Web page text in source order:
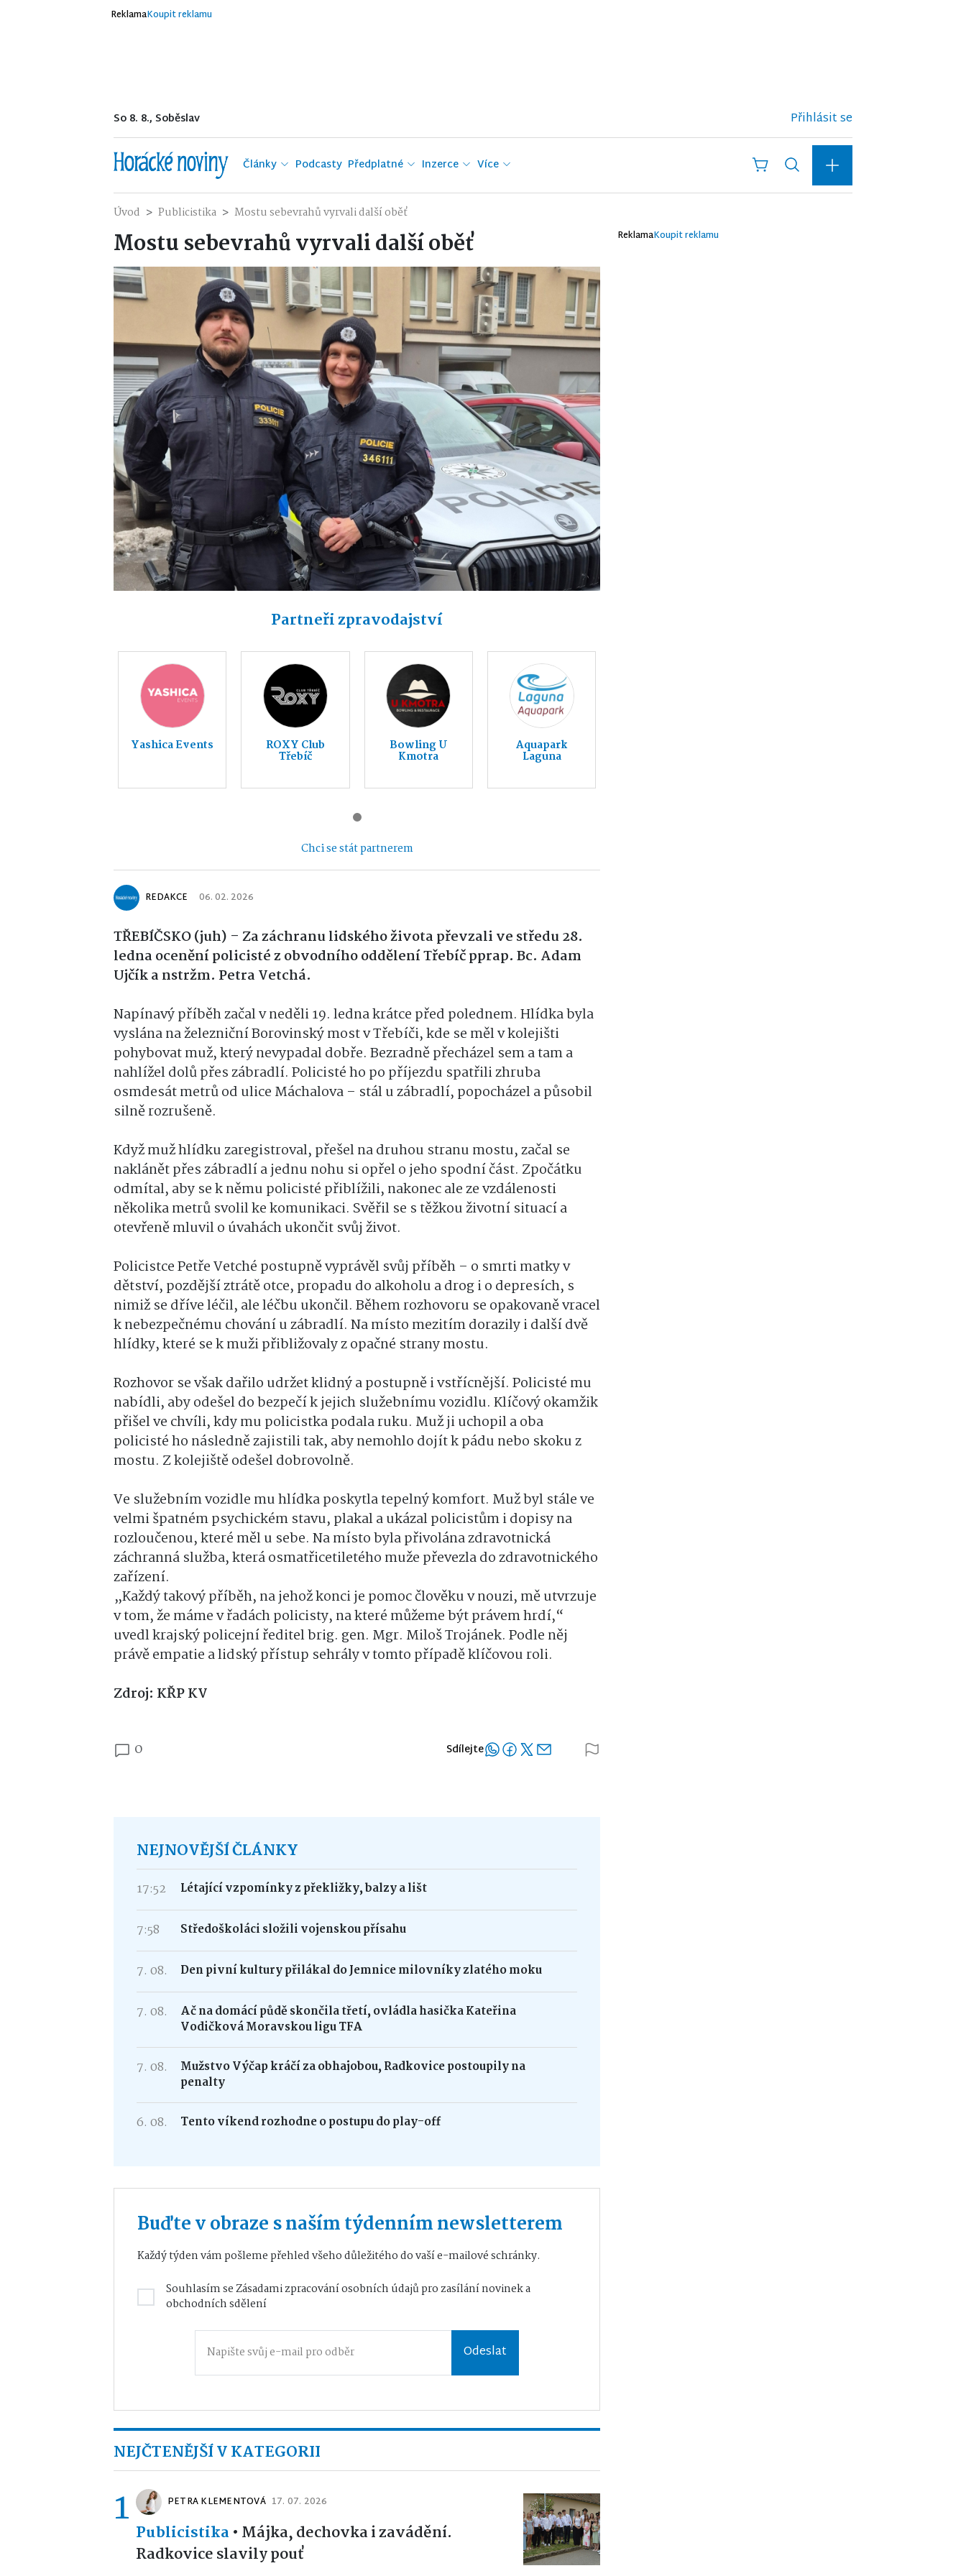
ReklamaKoupit reklamu
So 8. 8., Soběslav Přihlásit se
Články Podcasty Předplatné Inzerce Více
Úvod Publicistika Mostu sebevrahů vyrvali další oběť
Mostu sebevrahů vyrvali další oběť
Partneři zpravodajství
Yashica Events ROXY Club
Třebíč
Bowling U
Kmotra
Aquapark
Laguna
Chci se stát partnerem
REDAKCE 06. 02. 2026
TŘEBÍČSKO (juh) – Za záchranu lidského života převzali ve středu 28.
ledna ocenění policisté z obvodního oddělení Třebíč pprap. Bc. Adam
Ujčík a nstržm. Petra Vetchá.
Napínavý příběh začal v neděli 19. ledna krátce před polednem. Hlídka byla
vyslána na železniční Borovinský most v Třebíči, kde se měl v kolejišti
pohybovat muž, který nevypadal dobře. Bezradně přecházel sem a tam a
nahlížel dolů přes zábradlí. Policisté ho po příjezdu spatřili zhruba
osmdesát metrů od ulice Máchalova – stál u zábradlí, popocházel a působil
silně rozrušeně.
Když muž hlídku zaregistroval, přešel na druhou stranu mostu, začal se
naklánět přes zábradlí a jednu nohu si opřel o jeho spodní část. Zpočátku
odmítal, aby se k němu policisté přiblížili, nakonec ale ze vzdálenosti
několika metrů svolil ke komunikaci. Svěřil se s těžkou životní situací a
otevřeně mluvil o úvahách ukončit svůj život.
Policistce Petře Vetché postupně vyprávěl svůj příběh – o smrti matky v
dětství, pozdější ztrátě otce, propadu do alkoholu a drog i o depresích, s
nimiž se dříve léčil, ale léčbu ukončil. Během rozhovoru se opakovaně vracel
k nebezpečnému chování u zábradlí. Na místo mezitím dorazily i další dvě
hlídky, které se k muži přibližovaly z opačné strany mostu.
Rozhovor se však dařilo udržet klidný a postupně i vstřícnější. Policisté mu
nabídli, aby odešel do bezpečí k jejich služebnímu vozidlu. Klíčový okamžik
přišel ve chvíli, kdy mu policistka podala ruku. Muž ji uchopil a oba
policisté ho následně zajistili tak, aby nemohlo dojít k pádu nebo skoku z
mostu. Z kolejiště odešel dobrovolně.
Ve služebním vozidle mu hlídka poskytla tepelný komfort. Muž byl stále ve
velmi špatném psychickém stavu, plakal a ukázal policistům i dopisy na
rozloučenou, které měl u sebe. Na místo byla přivolána zdravotnická
záchranná služba, která osmatřicetiletého muže převezla do zdravotnického
zařízení.
„Každý takový příběh, na jehož konci je pomoc člověku v nouzi, mě utvrzuje
v tom, že máme v řadách policisty, na které můžeme být právem hrdí,“
uvedl krajský policejní ředitel brig. gen. Mgr. Miloš Trojánek. Podle něj
právě empatie a lidský přístup sehrály v tomto případě klíčovou roli.
Zdroj: KŘP KV
0 Sdílejte
NEJNOVĚJŠÍ ČLÁNKY
17:52 Létající vzpomínky z překližky, balzy a lišt
7:58 Středoškoláci složili vojenskou přísahu
7. 08. Den pivní kultury přilákal do Jemnice milovníky zlatého moku
7. 08.
Ač na domácí půdě skončila třetí, ovládla hasička Kateřina
Vodičková Moravskou ligu TFA
7. 08.
Mužstvo Výčap kráčí za obhajobou, Radkovice postoupily na
penalty
6. 08. Tento víkend rozhodne o postupu do play-off
Buďte v obraze s naším týdenním newsletterem
Každý týden vám pošleme přehled všeho důležitého do vaší e-mailové schránky.
Souhlasím seZásadami zpracování osobních údajůpro zasílání novinek a
obchodních sdělení
Odeslat
NEJČTENĚJŠÍ V KATEGORII
1 PETRA KLEMENTOVÁ 17. 07. 2026
Publicistika• Májka, dechovka i zavádění.
Radkovice slavily pouť
ReklamaKoupit reklamu